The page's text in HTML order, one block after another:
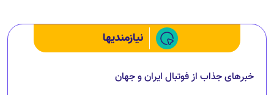
نیازمندیها
خبرهای جذاب از فوتبال ایران و جهان